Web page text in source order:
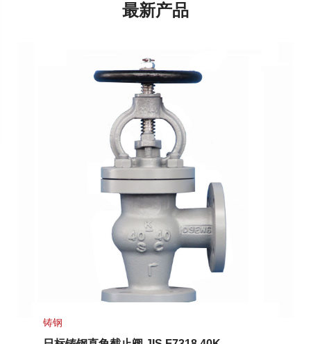
最新产品
铸钢